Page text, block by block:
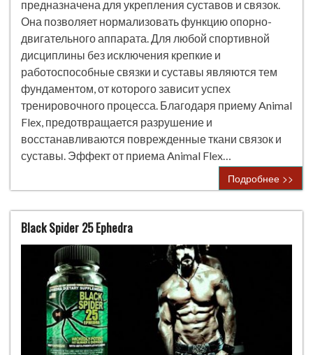
предназначена для укрепления суставов и связок.
Она позволяет нормализовать функцию опорно-
двигательного аппарата. Для любой спортивной
дисциплины без исключения крепкие и
работоспособные связки и суставы являются тем
фундаментом, от которого зависит успех
тренировочного процесса. Благодаря приему Animal
Flex, предотвращается разрушение и
восстанавливаются поврежденные ткани связок и
суставы. Эффект от приема Animal Flex…
Подробнее >>
Black Spider 25 Ephedra